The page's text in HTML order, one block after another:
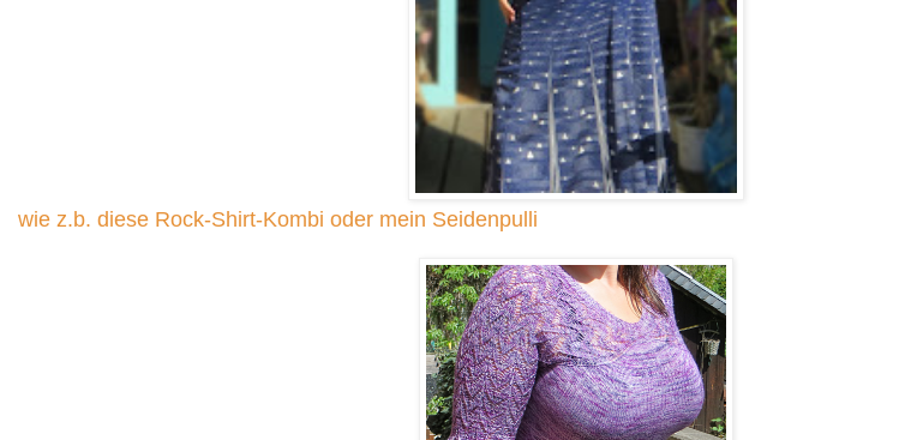
wie z.b. diese Rock-Shirt-Kombi oder mein Seidenpulli